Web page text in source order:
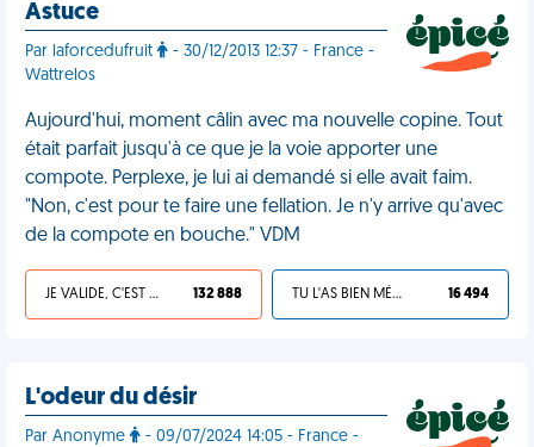
Astuce
Par laforcedufruit
- 30/12/2013 12:37 - France -
Wattrelos
Aujourd'hui, moment câlin avec ma nouvelle copine. Tout
était parfait jusqu'à ce que je la voie apporter une
compote. Perplexe, je lui ai demandé si elle avait faim.
"Non, c'est pour te faire une fellation. Je n'y arrive qu'avec
de la compote en bouche." VDM
JE VALIDE, C'EST UNE VDM 132 888 TU L'AS BIEN MÉRITÉ 16 494
L'odeur du désir
Par Anonyme
- 09/07/2024 14:05 - France -